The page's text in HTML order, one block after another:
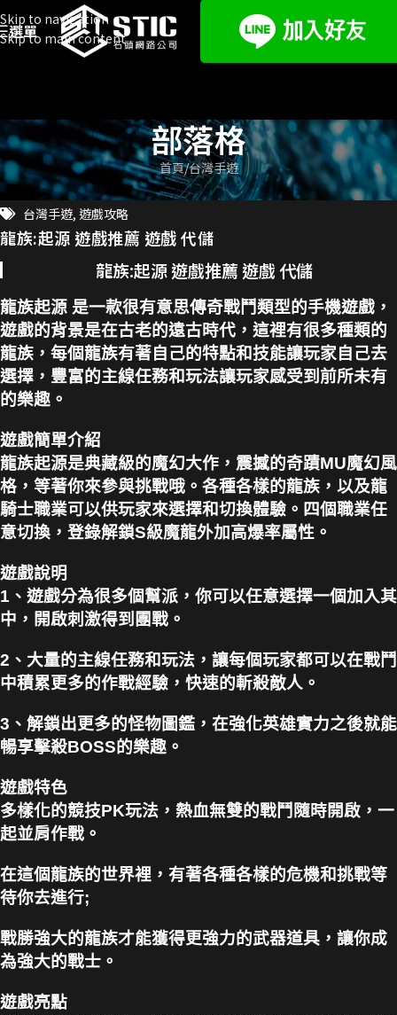
Skip to navigation
Skip to main content
選單
部落格
首頁 台灣手遊
台灣手遊, 遊戲攻略
龍族:起源 遊戲推薦 遊戲 代儲
龍族:起源 遊戲推薦 遊戲 代儲
龍族起源 是一款很有意思傳奇戰鬥類型的手機遊戲，
遊戲的背景是在古老的遠古時代，這裡有很多種類的
龍族，每個龍族有著自己的特點和技能讓玩家自己去
選擇，豐富的主線任務和玩法讓玩家感受到前所未有
的樂趣。
遊戲簡單介紹
龍族起源是典藏級的魔幻大作，震撼的奇蹟MU魔幻風
格，等著你來參與挑戰哦。各種各樣的龍族，以及龍
騎士職業可以供玩家來選擇和切換體驗。四個職業任
意切換，登錄解鎖S級魔龍外加高爆率屬性。
遊戲說明
1、遊戲分為很多個幫派，你可以任意選擇一個加入其
中，開啟刺激得到團戰。
2、大量的主線任務和玩法，讓每個玩家都可以在戰鬥
中積累更多的作戰經驗，快速的斬殺敵人。
3、解鎖出更多的怪物圖鑑，在強化英雄實力之後就能
暢享擊殺BOSS的樂趣。
遊戲特色
多樣化的競技PK玩法，熱血無雙的戰鬥隨時開啟，一
起並肩作戰。
在這個龍族的世界裡，有著各種各樣的危機和挑戰等
待你去進行;
戰勝強大的龍族才能獲得更強力的武器道具，讓你成
為強大的戰士。
遊戲亮點